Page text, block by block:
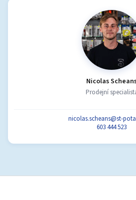
Nicolas
Prodejní
nicolas.scheans@st-
603 444 523